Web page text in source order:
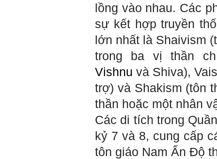
lồng vào nhau. Các
sự kết hợp truyền
lớn nhất là Shaivism
trong ba vị thần
Vishnu và Shiva),
trợ) và Shakism (tôn
thần hoặc một nhân
Các di tích trong
kỷ 7 và 8, cung cấp
tôn giáo Nam Ấn Độ